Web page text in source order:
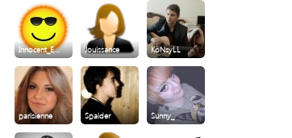
Innocent_E… Jouissance KoNsyLL
parisienne Spaider Sunny_